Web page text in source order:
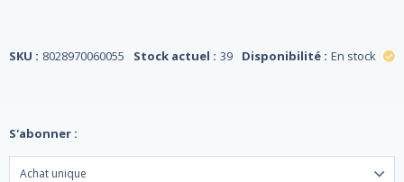
SKU : 8028970060055 Stock actuel : 39 Disponibilité : En stock
S'abonner :